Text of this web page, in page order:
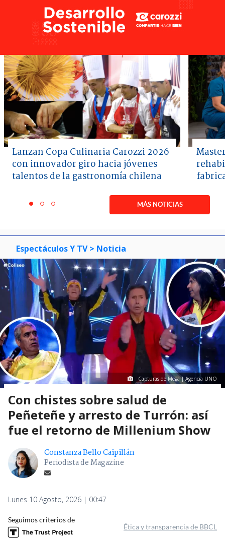
Lanzan Copa Culinaria Carozzi 2026
con innovador giro hacia jóvenes
talentos de la gastronomía chilena
itemitemitem
MÁS NOTICIAS
Espectáculos Y TV > Noticia
Capturas de Mega | Agencia UNO
Con chistes sobre salud de
Peñeteñe y arresto de Turrón: así
fue el retorno de Millenium Show
Constanza Bello Caipillán
Periodista de Magazine
Lunes 10 Agosto, 2026 | 00:47
Seguimos criterios de
Ética y transparencia de BBCL